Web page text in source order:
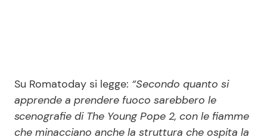
Su Romatoday si legge: “Secondo quanto si
apprende a prendere fuoco sarebbero le
scenografie di The Young Pope 2, con le fiamme
che minacciano anche la struttura che ospita la